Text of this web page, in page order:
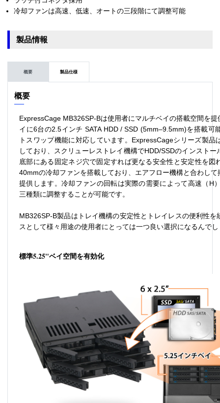
冷却ファンは高速、低速、オートの三段階にて調整可能
製品情報
概要 製品仕様
概要
ExpressCage MB326SP-Bは使用者にマルチベイの搭載空間を
イに6台の2.5インチ SATA HDD / SSD (5mm–9.5mm)を搭載可
トスワップ機能に対応しています。 ExpressCageシリーズ製品
しており、スクリューレストレイ機構でHDD/SSDのインストー
底部にある固定ネジ穴で固定すれば更なる安全性と安定性を図
40mmの冷却ファンを搭載しており、エアフロー機構と合わし
提供します。冷却ファンの回転は実際の需要によって高速（ H
三種類に調整することが可能です。
MB326SP-B製品はトレイ機構の安定性とトレイレスの便利性
スとして様々用途の使用者にとっては一つ良い選択になるんで
標準5.25"ベイ空間を有効化